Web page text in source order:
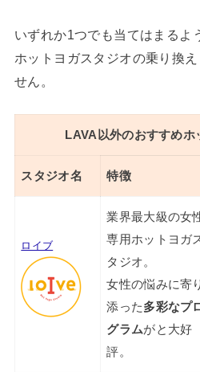
いずれか1つでも当てはまるよ
ホットヨガスタジオの乗り換
せん。
LAVA以外のおすすめホ
スタジオ名 特徴
ロイブ
業界最大級の女
専用ホットヨガ
タジオ。
女性の悩みに寄
添った多彩なプ
グラムがと大好
評。